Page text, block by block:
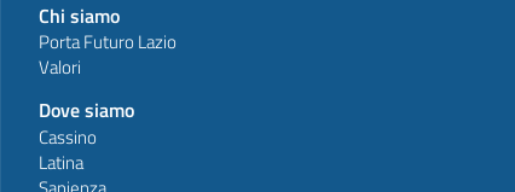
Chi siamo
Porta Futuro Lazio
Valori
Dove siamo
Cassino
Latina